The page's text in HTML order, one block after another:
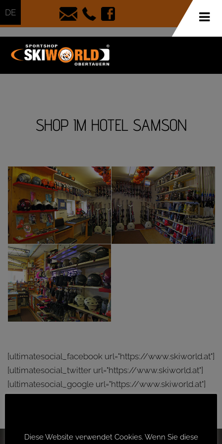
DE
SHOP IM HOTEL SAMSON
[ultimatesocial_facebook url="https://www.skiworld.at"]
[ultimatesocial_twitter url="https://www.skiworld.at"]
[ultimatesocial_google url="https://www.skiworld.at"]
Diese Website verwendet Cookies. Wenn Sie diese